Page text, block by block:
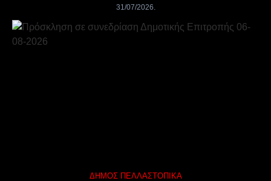
31/07/2026
ΔΉΜΟΣ ΠΈΛΛΑΣΤΟΠΙΚΆ